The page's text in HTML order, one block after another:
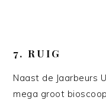
7. RUIG
Naast de Jaarbeurs
mega groot